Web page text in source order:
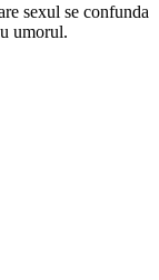
sexul se confunda
umorul.